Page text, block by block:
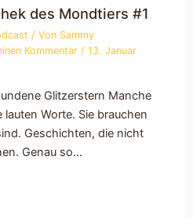
des Mondtiers #1
/ Von Sammy
Kommentar /13. Januar
Glitzerstern Manche
Worte. Sie brauchen
Geschichten, die nicht
Genau so…